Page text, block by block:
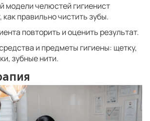
модели челюстей гигиенист
как правильно чистить зубы.
повторить и оценить результат.
и предметы гигиены: щетку,
зубные нити.